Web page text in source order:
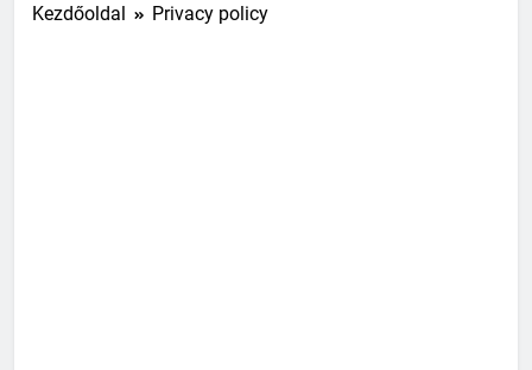
Kezdőoldal Privacy policy